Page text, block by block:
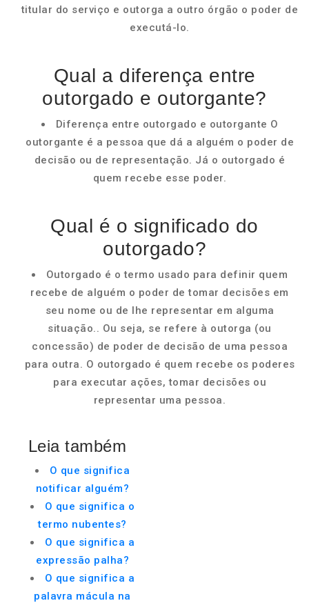
titular do serviço e outorga a outro órgão o poder de
executá-lo.
Qual a diferença entre
outorgado e outorgante?
Diferença entre outorgado e outorgante O
outorgante é a pessoa que dá a alguém o poder de
decisão ou de representação. Já o outorgado é
quem recebe esse poder.
Qual é o significado do
outorgado?
Outorgado é o termo usado para definir quem
recebe de alguém o poder de tomar decisões em
seu nome ou de lhe representar em alguma
situação.. Ou seja, se refere à outorga (ou
concessão) de poder de decisão de uma pessoa
para outra. O outorgado é quem recebe os poderes
para executar ações, tomar decisões ou
representar uma pessoa.
Leia também
O que significa
notificar alguém?
O que significa o
termo nubentes?
O que significa a
expressão palha?
O que significa a
palavra mácula na